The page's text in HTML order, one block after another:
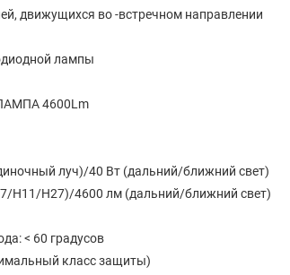
движущихся во -встречном направлении
лампы
4600Lm
луч)/40 Вт (дальний/ближний свет)
Н11/Н27)/4600 лм (дальний/ближний свет)
< 60 градусов
класс защиты)